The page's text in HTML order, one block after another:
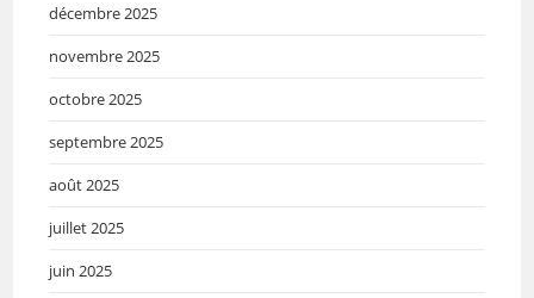
décembre 2025
novembre 2025
octobre 2025
septembre 2025
août 2025
juillet 2025
juin 2025